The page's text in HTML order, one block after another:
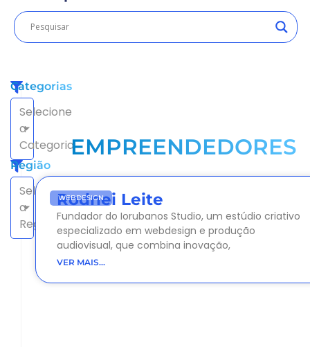
Categorias
Selecione
a
Categoria
Região
Selecione
a
Região
EMPREENDEDORES
WEBDESIGN
Rodnei Leite
Fundador do Iorubanos Studio, um estúdio criativo
especializado em webdesign e produção
audiovisual, que combina inovação,
VER MAIS...